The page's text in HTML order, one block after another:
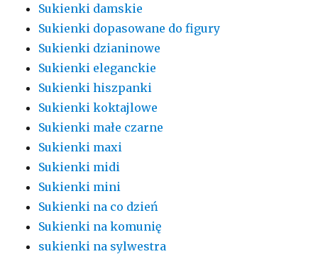
Sukienki damskie
Sukienki dopasowane do figury
Sukienki dzianinowe
Sukienki eleganckie
Sukienki hiszpanki
Sukienki koktajlowe
Sukienki małe czarne
Sukienki maxi
Sukienki midi
Sukienki mini
Sukienki na co dzień
Sukienki na komunię
sukienki na sylwestra